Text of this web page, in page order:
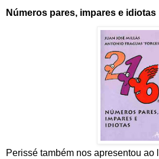
Números pares, impares e idiotas
Perissé também nos apresentou ao